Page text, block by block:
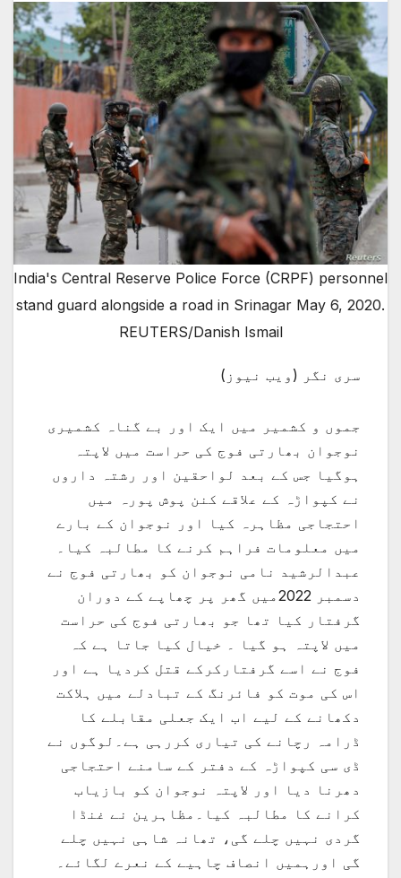
India's Central Reserve Police Force (CRPF) personnel
stand guard alongside a road in Srinagar May 6, 2020.
REUTERS/Danish Ismail
سری نگر (ویب نیوز)
جموں و کشمیر میں ایک اور بے گناہ کشمیری
نوجوان بھارتی فوج کی حراست میں لاپتہ
ہوگیا جس کے بعد لواحقین اور رشتہ داروں
نے کپواڑہ کے علاقے کنن پوش پورہ میں
احتجاجی مظاہرہ کیا اور نوجوان کے بارے
میں معلومات فراہم کرنے کا مطالبہ کیا۔
عبدالرشید نامی نوجوان کو بھارتی فوج نے
دسمبر 2022میں گھر پر چھاپے کے دوران
گرفتار کیا تھا جو بھارتی فوج کی حراست
میں لاپتہ ہو گیا ۔ خیال کیا جاتا ہے کہ
فوج نے اسے گرفتارکرکے قتل کردیا ہے اور
اس کی موت کو فائرنگ کے تبادلے میں ہلاکت
دکھانے کے لیے اب ایک جعلی مقابلے کا
ڈرامہ رچانے کی تیاری کررہی ہے۔لوگوں نے
ڈی سی کپواڑہ کے دفتر کے سامنے احتجاجی
دھرنا دیا اور لاپتہ نوجوان کو بازیاب
کرانے کا مطالبہ کیا۔مظاہرین نے غنڈا
گردی نہیں چلے گی، تھانہ شاہی نہیں چلے
گی اورہمیں انصاف چاہیے کے نعرے لگائے۔